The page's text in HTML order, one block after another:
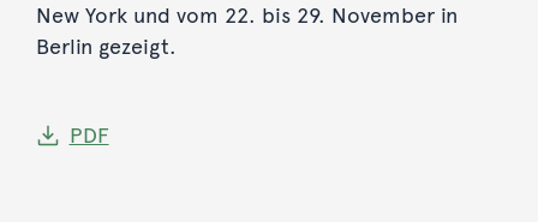
New York und vom 22. bis 29. November in
Berlin gezeigt.
PDF